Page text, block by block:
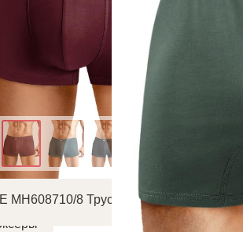
MH608710/8 Трусы мужские шорты